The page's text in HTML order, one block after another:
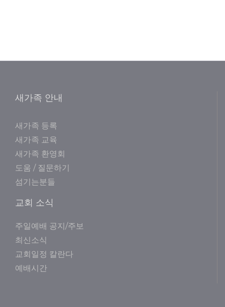
새가족 안내
새가족 등록
새가족 교육
새가족 환영회
도움 / 질문하기
섬기는분들
교회 소식
주일예배 공지/주보
최신소식
교회일정 칼란다
예배시간